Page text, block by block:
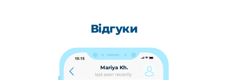
Відгуки
Mariya Kh.